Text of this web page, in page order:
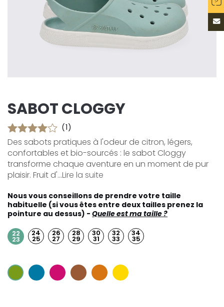
SABOT CLOGGY
(1)
Des sabots pratiques à l'odeur de citron, légers,
confortables et bio-sourcés : le sabot Cloggy
transforme chaque aventure en un moment de pur
plaisir. Fruit d'...Lire la suite
Nous vous conseillons de prendre votre taille
habituelle (si vous êtes entre deux tailles prenez la
pointure au dessus) - Quelle est ma taille ?
22
23
24
25
26
27
28
29
30
31
32
33
34
35